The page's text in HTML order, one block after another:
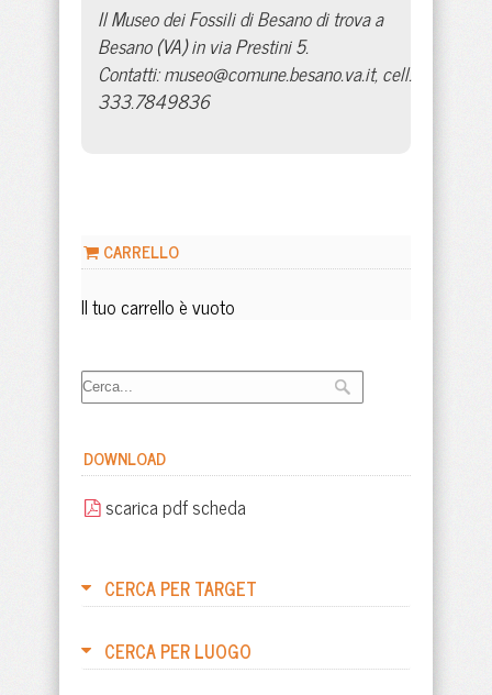
CARRELLO
Il tuo carrello è vuoto
DOWNLOAD
scarica pdf scheda
CERCA PER TARGET
CERCA PER LUOGO
Il Museo dei Fossili di Besano di trova a
Besano (VA) in via Prestini 5.
Contatti:museo@comune.besano.va.it, cell.
333.7849836